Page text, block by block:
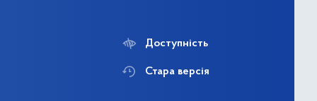
Доступність
Стара версія